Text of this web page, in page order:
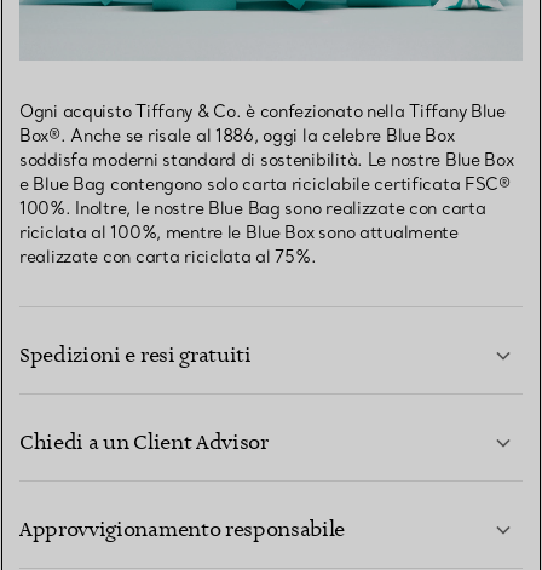
Ogni acquisto Tiffany & Co. è confezionato nella Tiffany Blue
Box®. Anche se risale al 1886, oggi la celebre Blue Box
soddisfa moderni standard di sostenibilità. Le nostre Blue Box
e Blue Bag contengono solo carta riciclabile certificata FSC®
100%. Inoltre, le nostre Blue Bag sono realizzate con carta
riciclata al 100%, mentre le Blue Box sono attualmente
realizzate con carta riciclata al 75%.
Spedizioni e resi gratuiti
Chiedi a un Client Advisor
Approvvigionamento responsabile